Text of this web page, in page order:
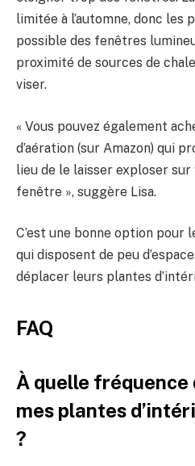
limitée à l’automne, donc les
possible des fenêtres
proximité de sources de
viser.
« Vous pouvez également
d’aération (sur Amazon) qui
lieu de le laisser exploser
fenêtre », suggère Lisa.
C’est une bonne option pour
qui disposent de peu
déplacer leurs plantes
FAQ
À quelle
mes plantes
?